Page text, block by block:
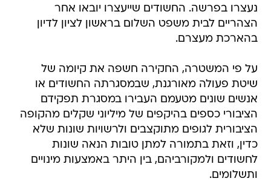
נעצרו בפרשה. החשודים שייעצרו יובאו אחר
הצהריים לבית משפט השלום בראשון לציון לדיון
בהארכת מעצרם.
על פי המשטרה, החקירה חשפה את קיומה של
שיטת פעולה מאורגנת, שבמסגרתה החשודים או
אנשים שונים מטעמם העבירו במסגרת תפקידם
הציבורי כספים בהיקפים של מיליוני שקלים מהקופה
הציבורית לגופים מתוקצבים ולרשויות שונות שלא
כדין, וזאת בתמורה למתן טובות הנאה שונות
לחשודים ולמקורביהם, בין היתר באמצעות מינויים
ותשלומים.